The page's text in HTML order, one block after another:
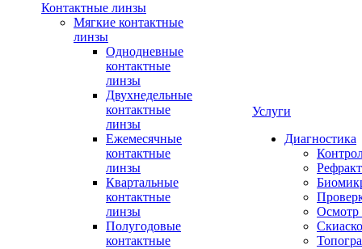
Контактные линзы
Мягкие контактные
линзы
Однодневные
контактные
линзы
Двухнедельные
контактные
линзы
Ежемесячные
контактные
линзы
Квартальные
контактные
линзы
Полугодовые
контактные
Услуги
Диагностика
Осмотр